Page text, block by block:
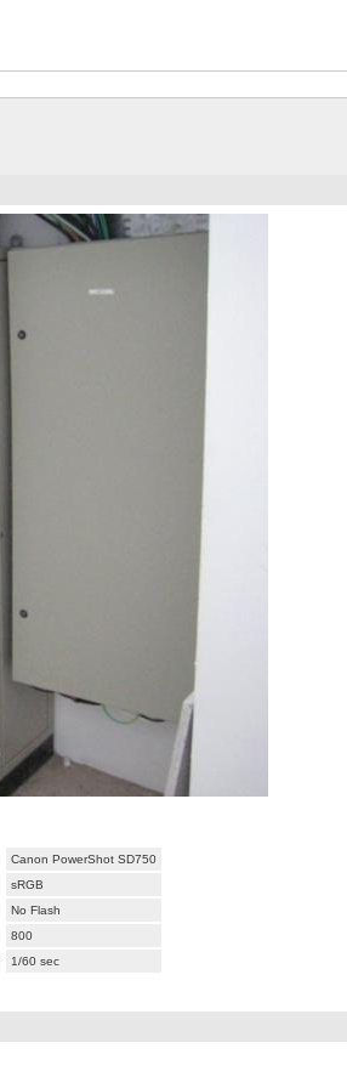
Canon PowerShot SD750
sRGB
No Flash
800
1/60 sec